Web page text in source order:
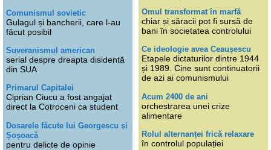
Comunismul sovietic
Gulagul și bancherii, care l-au
făcut posibil
Suveranismul american
serial despre dreapta disidentă
din SUA
Primarul Capitalei
Ciprian Ciucu a fost angajat
direct la Cotroceni ca student
Dosarele făcute lui Georgescu și
Șoșoacă
pentru delicte de opinie
Omul transformat în marfă
chiar și săracii pot fi sursă de
bani în societatea controlului
Ce ideologie avea Ceaușescu
Etapele dictaturilor dintre 1944
și 1989. Cine sunt continuatorii
de azi ai comunismului
Acum 2400 de ani
orchestrarea unei crize
alimentare
Rolul alternanței frică relaxare
în controlul populației